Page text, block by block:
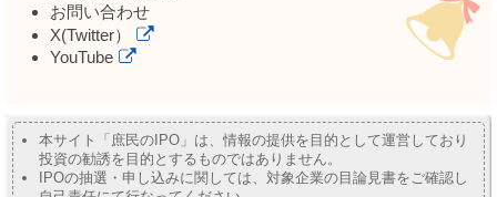
お問い合わせ
X(Twitter）
YouTube
本サイト「庶民のIPO」は、情報の提供を目的として運営しており
投資の勧誘を目的とするものではありません。
IPOの抽選・申し込みに関しては、対象企業の目論見書をご確認し